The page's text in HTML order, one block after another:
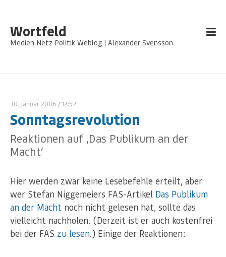
Wortfeld
Medien Netz Politik Weblog | Alexander Svensson
30. Januar 2006 / 12:57
Sonntagsrevolution
Reaktionen auf ‚Das Publikum an der
Macht‘
Hier werden zwar keine Lesebefehle erteilt, aber
wer Stefan Niggemeiers FAS-Artikel Das Publikum
an der Macht noch nicht gelesen hat, sollte das
vielleicht nachholen. (Derzeit ist er auch kostenfrei
bei der FAS zu lesen.) Einige der Reaktionen: